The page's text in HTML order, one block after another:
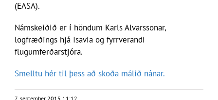
(EASA).
Námskeiðið er í höndum Karls Alvarssonar,
lögfræðings hjá Isavia og fyrrverandi
flugumferðarstjóra.
Smelltu hér til þess að skoða málið nánar.
7. september 2015 11:12